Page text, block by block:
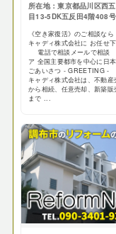
所在地：東京都品川区西
目13-5DK五反田4階408号
《空き家復活》のご相談な
キャディ株式会社に お任せ下
電話で相談メールで相談
ア 全国主要都市を中心に日
ごあいさつ - GREETING -
キャディ株式会社は、不動産
から相続、任意売却、新築販
まで ...